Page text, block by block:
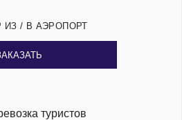
ИЗ / В АЭРОПОРТ